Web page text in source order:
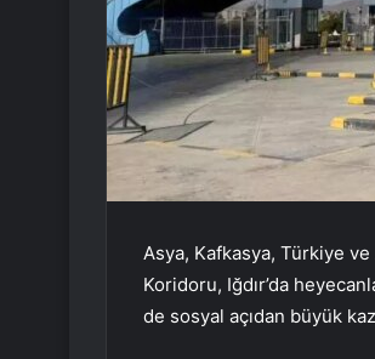
Asya, Kafkasya, Türkiye
Koridoru, Iğdır’da
de sosyal açıdan büyük